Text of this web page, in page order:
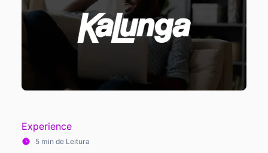
Experience
5 min de Leitura